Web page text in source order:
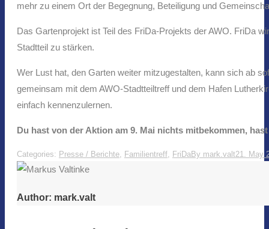
mehr zu einem Ort der Begegnung, Beteiligung und
Das Gartenprojekt ist Teil des FriDa-Projekts der AWO. FriDa
Stadtteil zu stärken.
Wer Lust hat, den Garten weiter mitzugestalten, kann sich ab
gemeinsam mit dem AWO-Stadtteiltreff und dem Hafen
einfach kennenzulernen.
Du hast von der Aktion am 9. Mai nichts mitbekommen,
Categories: Presse / Berichte, Familientreff, FriDaBy mark.valt21. May
Author: mark.valt